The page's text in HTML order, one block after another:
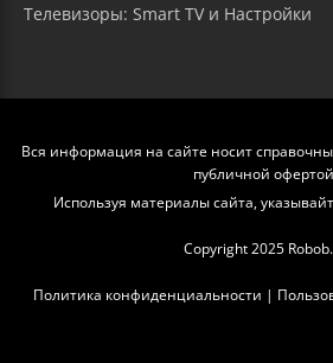
Телевизоры: Smart TV и Настройки
Вся информация на сайте носит
публичной
Используя материалы сайта,
Copyright 2025
Политика конфиденциальности |